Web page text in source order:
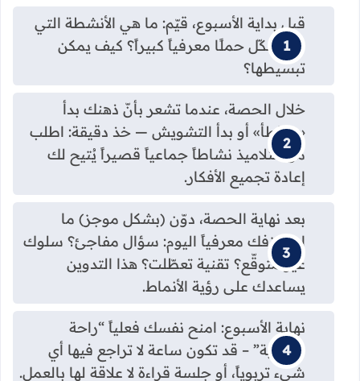
قبل بداية الأسبوع، قيّم: ما هي الأنشطة التي
قد تشكّل حملًا معرفياً كبيراً؟ كيف يمكن
تبسيطها؟
خلال الحصة، عندما تشعر بأنّ ذهنك بدأ
«يتباطأ» أو بدأ التشويش — خذ دقيقة: اطلب
من التلاميذ نشاطاً جماعياً قصيراً يُتيح لك
إعادة تجميع الأفكار.
بعد نهاية الحصة، دوّن (بشكل موجز) ما
استنزفك معرفياً اليوم: سؤال مفاجئ؟ سلوك
غير متوقّع؟ تقنية تعطّلت؟ هذا التدوين
يساعدك على رؤية الأنماط.
نهاية الأسبوع: امنح نفسك فعلياً “راحة
معرفية” – قد تكون ساعة لا تراجع فيها أي
شيء تربوياً، أو جلسة قراءة لا علاقة لها بالعمل.